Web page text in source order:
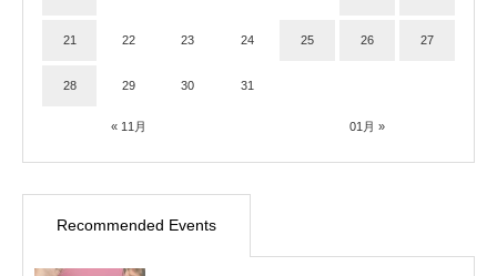
« 11月 01月 »
21 22 23 24 25 26 27
28 29 30 31
Recommended Events